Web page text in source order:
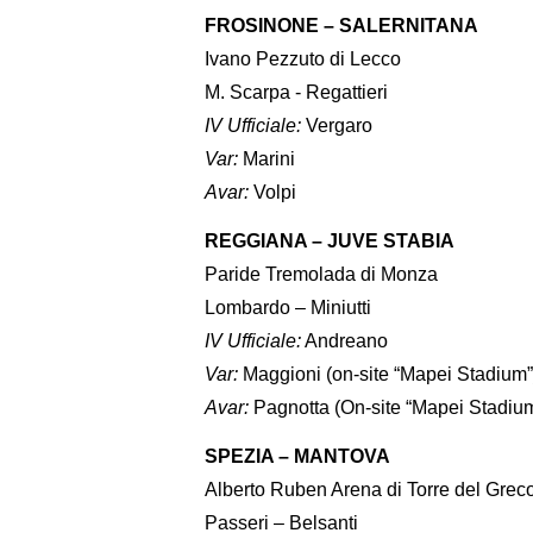
FROSINONE – SALERNITANA
Ivano Pezzuto di Lecco
M. Scarpa - Regattieri
IV Ufficiale: Vergaro
Var: Marini
Avar: Volpi
REGGIANA – JUVE STABIA
Paride Tremolada di Monza
Lombardo – Miniutti
IV Ufficiale:Andreano
Var: Maggioni (on-site “Mapei
Avar: Pagnotta (On-site “Mapei
SPEZIA – MANTOVA
Alberto Ruben Arena di Torre del
Passeri – Belsanti